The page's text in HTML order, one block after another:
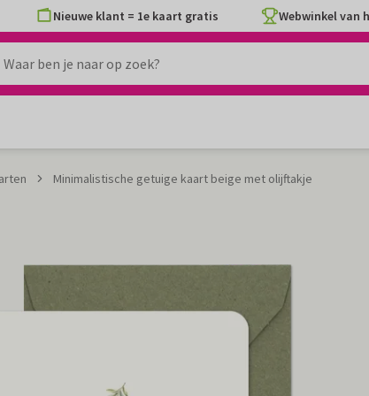
Nieuwe klant = 1e kaart gratis Webwinkel van
Minimalistische getuige kaart beige met olijftakje